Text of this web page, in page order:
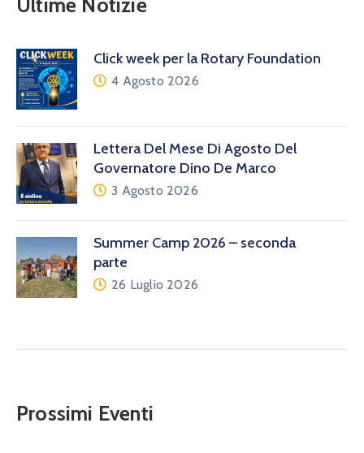
Click week per la Rotary Foundation
4 Agosto 2026
Lettera Del Mese Di Agosto Del
Governatore Dino De Marco
3 Agosto 2026
Summer Camp 2026 – seconda
parte
26 Luglio 2026
Prossimi Eventi